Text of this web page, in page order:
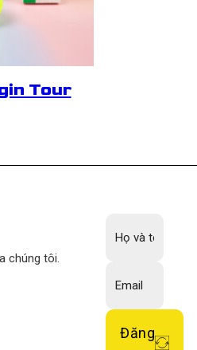
sản phẩm
Tour
giá: từ 45.000 ₫ đến
chúng tôi.
Đăng